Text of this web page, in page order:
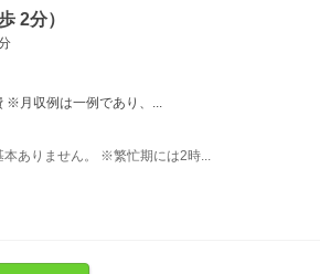
2分）
※月収例は一例であり、...
ありません。 ※繁忙期には2時...